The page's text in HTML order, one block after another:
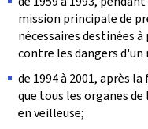
mission principale de
nécessaires destinées
contre les dangers
de 1994 à 2001, après
que tous les organes
en veilleuse;